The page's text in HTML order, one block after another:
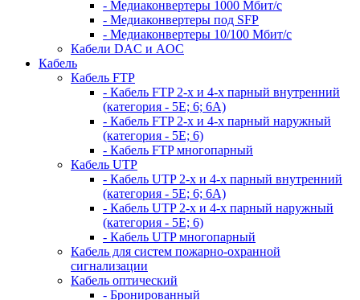
- Медиаконвертеры 1000 Мбит/с
- Медиаконвертеры под SFP
- Медиаконвертеры 10/100 Мбит/с
Кабели DAC и AOC
Кабель
Кабель FTP
- Кабель FTP 2-х и 4-х парный внутренний
(категория - 5Е; 6; 6А)
- Кабель FTP 2-х и 4-х парный наружный
(категория - 5Е; 6)
- Кабель FTP многопарный
Кабель UTP
- Кабель UTP 2-х и 4-х парный внутренний
(категория - 5Е; 6; 6А)
- Кабель UTP 2-х и 4-х парный наружный
(категория - 5Е; 6)
- Кабель UTP многопарный
Кабель для систем пожарно-охранной
сигнализации
Кабель оптический
- Бронированный